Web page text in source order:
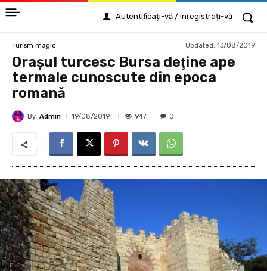
Autentificați-vă / Înregistrați-vă
Turism magic Updated: 13/08/2019
Oraşul turcesc Bursa deţine ape
termale cunoscute din epoca
romană
By Admin 19/08/2019 947 0